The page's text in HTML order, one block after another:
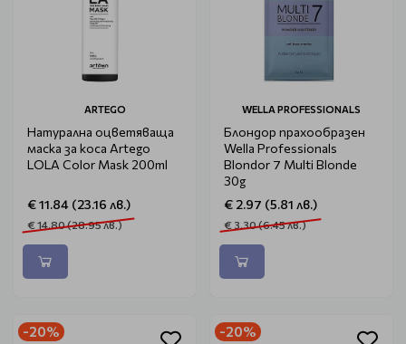
ARTEGO
Натурална оцветяваща
маска за коса Artego
LOLA Color Mask 200ml
€ 11.84 (23.16 лв.)
€ 14.80 (28.95 лв.)
WELLA PROFESSIONALS
Блондор прахообразен
Wella Professionals
Blondor 7 Multi Blonde
30g
€ 2.97 (5.81 лв.)
€ 3.30 (6.45 лв.)
-20% -20%